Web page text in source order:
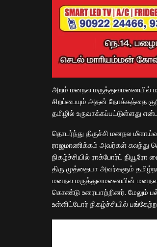
அறம் மனநல மருத்துவமனையில்
சிறப்பையும் அதன் நோக்கத்தை
தமிழில் உருவாக்கப்பட்டுள்ளது
தொடர்ந்து திருச்சி மனநல
ராஜமாணிக்கம் அவர்கள் கலந்து
நிகழ்ச்சியில் ராக்போர்ட்
திரு முத்தையா அவர்களும்
மனநல மருத்துவமனையின் மனநல
கொண்டு உரையாற்றினர். மேலும்
உள்ளிட்டோர் நிகழ்ச்சியில்